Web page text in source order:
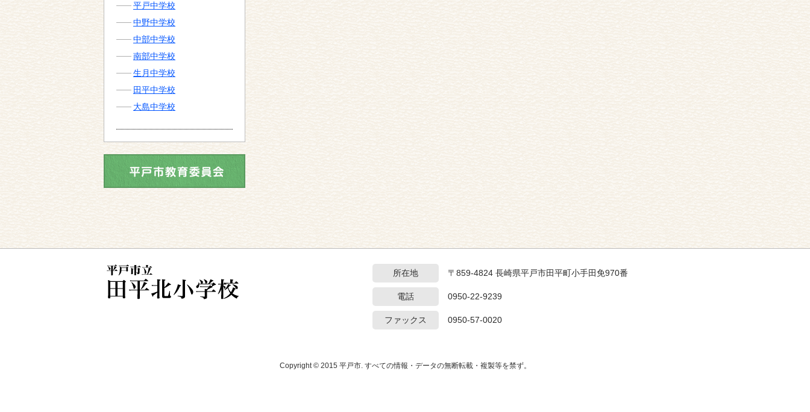
平戸中学校
中野中学校
中部中学校
南部中学校
生月中学校
田平中学校
大島中学校
所在地 〒859-4824 長崎県平戸市田平町小手田免970番
電話 0950-22-9239
ファックス 0950-57-0020
Copyright © 2015 平戸市. すべての情報・データの無断転載・複製等を禁ず。